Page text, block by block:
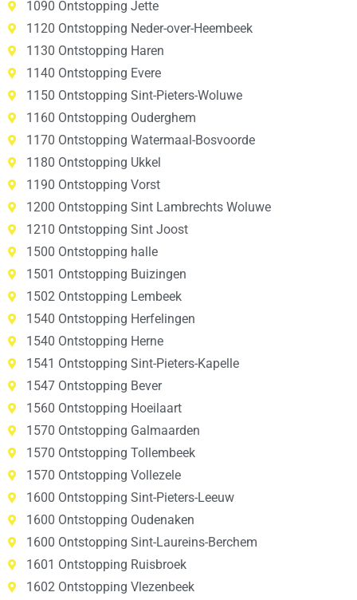
1090 Ontstopping Jette
1120 Ontstopping Neder-over-Heembeek
1130 Ontstopping Haren
1140 Ontstopping Evere
1150 Ontstopping Sint-Pieters-Woluwe
1160 Ontstopping Ouderghem
1170 Ontstopping Watermaal-Bosvoorde
1180 Ontstopping Ukkel
1190 Ontstopping Vorst
1200 Ontstopping Sint Lambrechts Woluwe
1210 Ontstopping Sint Joost
1500 Ontstopping halle
1501 Ontstopping Buizingen
1502 Ontstopping Lembeek
1540 Ontstopping Herfelingen
1540 Ontstopping Herne
1541 Ontstopping Sint-Pieters-Kapelle
1547 Ontstopping Bever
1560 Ontstopping Hoeilaart
1570 Ontstopping Galmaarden
1570 Ontstopping Tollembeek
1570 Ontstopping Vollezele
1600 Ontstopping Sint-Pieters-Leeuw
1600 Ontstopping Oudenaken
1600 Ontstopping Sint-Laureins-Berchem
1601 Ontstopping Ruisbroek
1602 Ontstopping Vlezenbeek